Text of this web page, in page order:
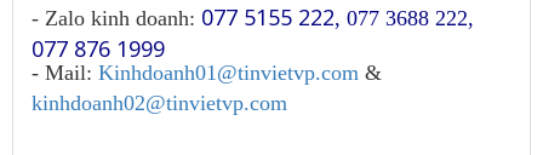
- Zalo kinh doanh: 077 5155 222, 077 3688 222,
077 876 1999
- Mail: Kinhdoanh01@tinvietvp.com &
kinhdoanh02@tinvietvp.com